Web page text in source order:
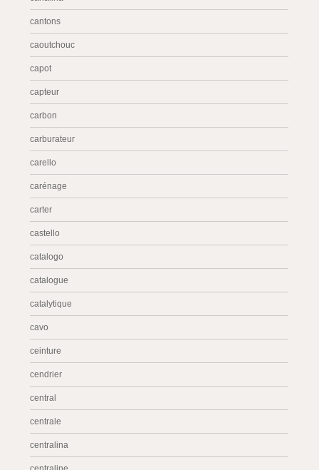
cantons
caoutchouc
capot
capteur
carbon
carburateur
carello
carénage
carter
castello
catalogo
catalogue
catalytique
cavo
ceinture
cendrier
central
centrale
centralina